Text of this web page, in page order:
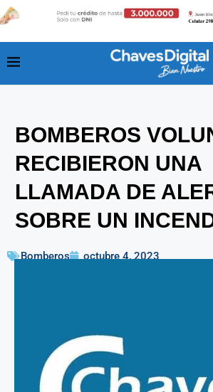
BOMBEROS
RECIBIERON UNA
LLAMADA DE
SOBRE UN
Bomberos octubre 4, 2023